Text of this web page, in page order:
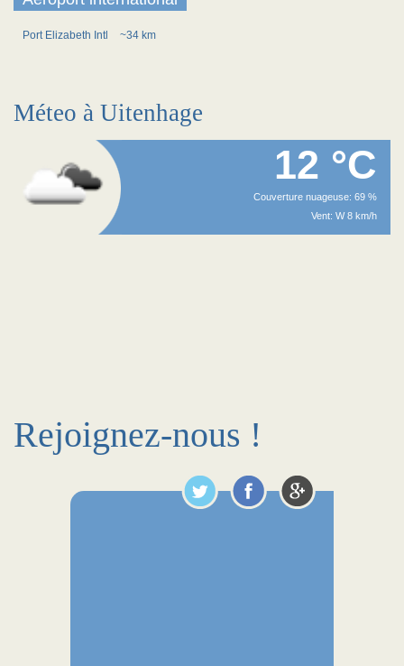
Port Elizabeth Intl ~34 km
Méteo à Uitenhage
12 °C
Couverture nuageuse: 69 %
Vent: W 8 km/h
Rejoignez-nous !